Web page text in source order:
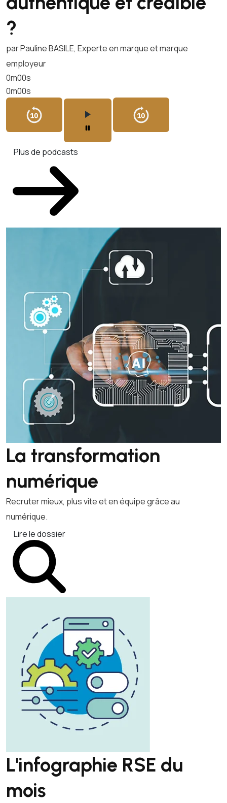
?
par Pauline BASILE, Experte en marque et marque
employeur
0m00s
0m00s
Plus de podcasts
La transformation
numérique
Recruter mieux, plus vite et en équipe grâce au
numérique.
Lire le dossier
L'infographie RSE du
mois